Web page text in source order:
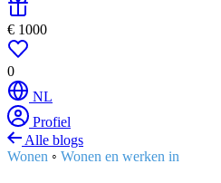
€ 1000
0
NL
Profiel
Alle blogs
Wonen ◦ Wonen en werken in